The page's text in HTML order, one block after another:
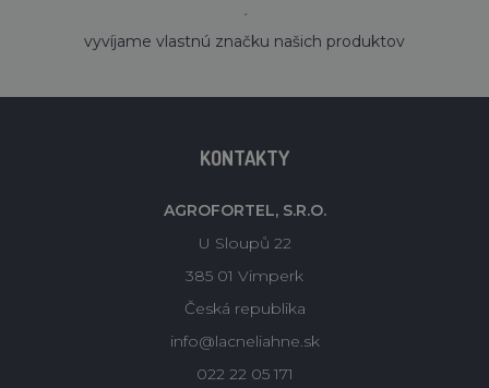
´
vyvíjame vlastnú značku našich produktov
KONTAKTY
AGROFORTEL, S.R.O.
U Sloupů 22
385 01 Vimperk
Česká republika
info@lacneliahne.sk
022 22 05 171